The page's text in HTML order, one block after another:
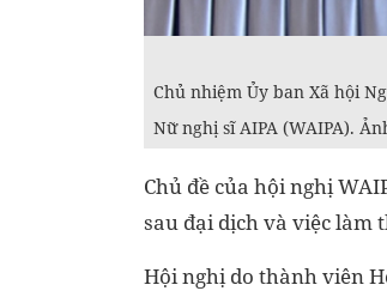
Chủ nhiệm Ủy ban Xã hội
Nữ nghị sĩ AIPA (WAIPA).
Chủ đề của hội nghị
sau đại dịch và việc làm
Hội nghị do thành viên